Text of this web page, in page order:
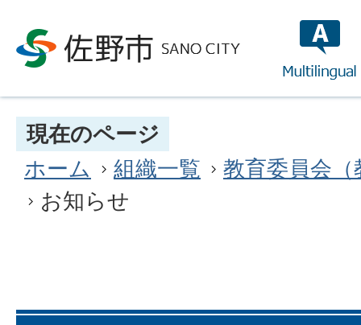
現在のページ
ホーム
組織一覧
教育委員会（
お知らせ